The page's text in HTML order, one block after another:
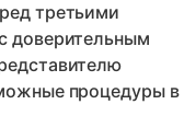
третьими
доверительным
процедуры в